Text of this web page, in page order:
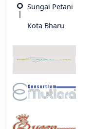
Sungai Petani
Kota Bharu